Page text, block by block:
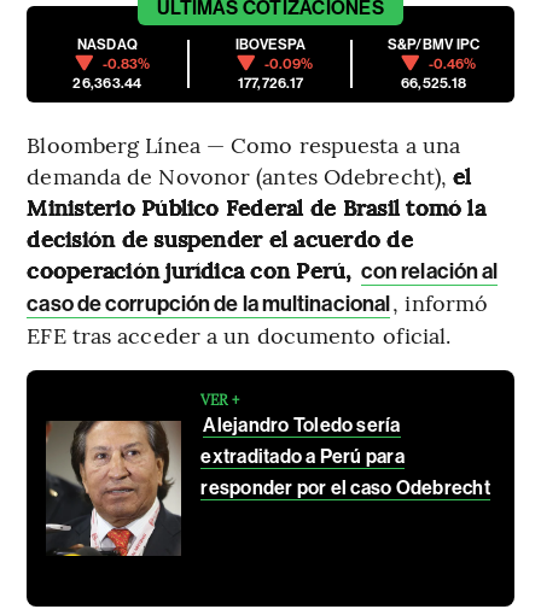
ÚLTIMAS COTIZACIONES
NASDAQ
-0.83%
26,363.44
IBOVESPA
-0.09%
177,726.17
S&P/BMV IPC
-0.46%
66,525.18
Bloomberg Línea — Como respuesta a una
demanda de Novonor (antes Odebrecht),el
Ministerio Público Federal de Brasil tomó la
decisión de suspender el acuerdo de
cooperación jurídica con Perú, con relación al
caso de corrupción de la multinacional, informó
EFE tras acceder a un documento oficial.
VER +
Alejandro Toledo sería
extraditado a Perú para
responder por el caso Odebrecht